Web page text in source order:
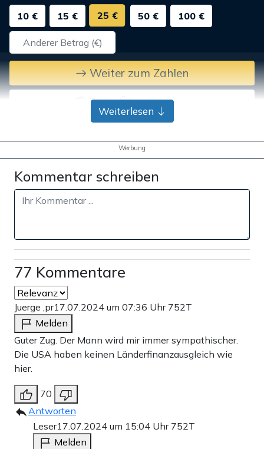
10 €
15 € 25 € 50 € 100 €
Weiter zum Zahlen
Bank-Überweisung
Weiterlesen
Werbung
Kommentar schreiben
77 Kommentare
Juerge ,pr17.07.2024 um 07:36 Uhr 752T
Melden
Guter Zug. Der Mann wird mir immer sympathischer.
Die USA haben keinen Länderfinanzausgleich wie
hier.
70
Antworten
Leser17.07.2024 um 15:04 Uhr 752T
Melden